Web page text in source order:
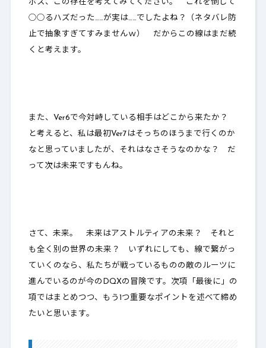
ボス、この存在を考えてみてください。 これを倒して
○○るハズだった……が実は……でしたよね？（ネタバレ防
止で抽象すぎてすみませんｗ） だからこの線はまだ続
くと考えます。
また、Ver6で今対峙している相手はどこから来たか？
と考えると、私は最初Ver7はそっちのほうまで行くのか
なと思っていましたが、それはなさそうなのかな？ だ
って次は未来ですもんね。
さて、未来。 未来はアストルティアの未来？ それと
も全く別の世界の未来？ いずれにしても、線で繋がっ
ていくのなら、 私たちが戦っているものの敵のルーツに
進んでいるのが今のDQXの冒険です。次項「最後に」の
項ではまとめつつ、もう1つ重要なポイントを述べて締め
たいと思います。